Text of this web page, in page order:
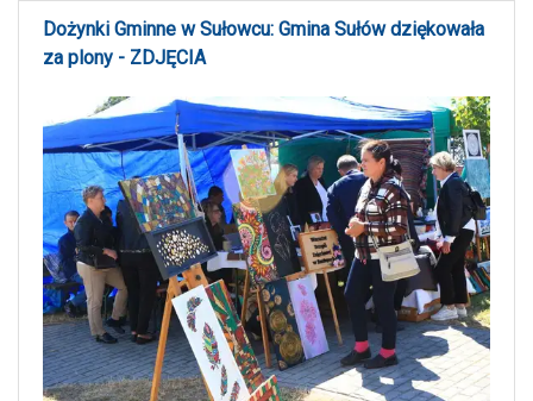
Dożynki Gminne w Sułowcu: Gmina Sułów dziękowała
za plony - ZDJĘCIA